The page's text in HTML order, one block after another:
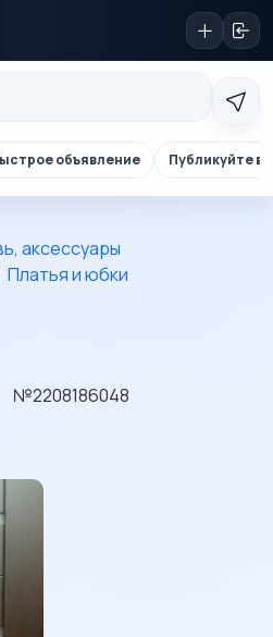
объявление Публикуйте в
аксессуары
Платья и юбки
№2208186048